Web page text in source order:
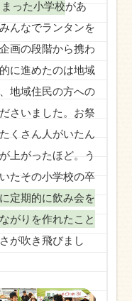
った小学校があ
んなでランタンを
画の段階から携わ
に進めたのは地域
地域住民の方への
さいました。お祭
くさん人がいたん
上がったほど。う
たその小学校の卒
定期的に飲み会を
がりを作れたこと
が吹き飛びまし